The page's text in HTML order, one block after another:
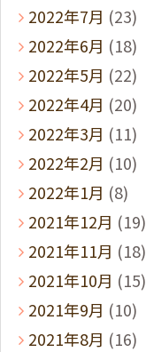
2022年7月 (23)
2022年6月 (18)
2022年5月 (22)
2022年4月 (20)
2022年3月 (11)
2022年2月 (10)
2022年1月 (8)
2021年12月 (19)
2021年11月 (18)
2021年10月 (15)
2021年9月 (10)
2021年8月 (16)